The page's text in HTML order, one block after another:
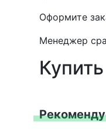
Оформите
Менеджер